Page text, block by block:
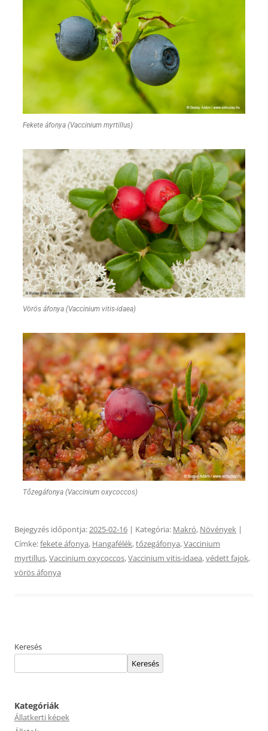
Fekete áfonya (Vaccinium myrtillus)
Vörös áfonya (Vaccinium vitis-idaea)
Tőzegáfonya (Vaccinium oxycoccos)
Bejegyzés időpontja:2025-02-16 | Kategória: Makró, Növények |
Címke:fekete áfonya, Hangafélék,tőzegáfonya,Vaccinium
myrtillus,Vaccinium oxycoccos,Vaccinium vitis-idaea,védett fajok,
vörös áfonya
Keresés
Keresés
Kategóriák
Állatkerti képek